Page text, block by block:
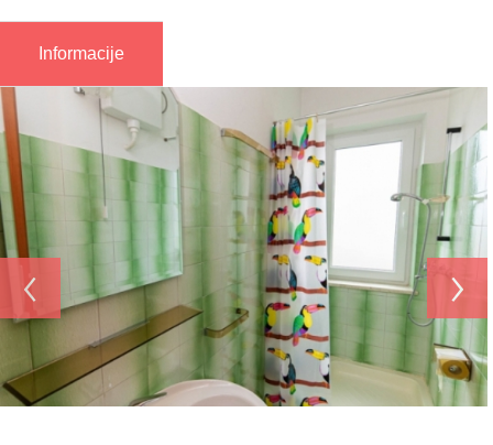
Informacije
‹ ›